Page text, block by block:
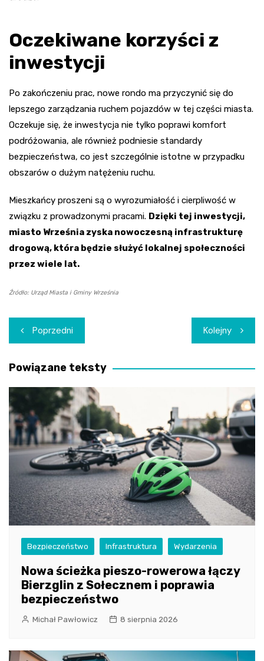
Oczekiwane korzyści z
inwestycji
Po zakończeniu prac, nowe rondo ma przyczynić się do
lepszego zarządzania ruchem pojazdów w tej części miasta.
Oczekuje się, że inwestycja nie tylko poprawi komfort
podróżowania, ale również podniesie standardy
bezpieczeństwa, co jest szczególnie istotne w przypadku
obszarów o dużym natężeniu ruchu.
Mieszkańcy proszeni są o wyrozumiałość i cierpliwość w
związku z prowadzonymi pracami. Dzięki tej inwestycji,
miasto Września zyska nowoczesną infrastrukturę
drogową, która będzie służyć lokalnej społeczności
przez wiele lat.
Źródło: Urząd Miasta i Gminy Września
Nawigacja
wpisu
Poprzedni Kolejny
Powiązane teksty
Bezpieczeństwo Infrastruktura Wydarzenia
Nowa ścieżka pieszo-rowerowa łączy
Bierzglin z Sołecznem i poprawia
bezpieczeństwo
Michał Pawłowicz 8 sierpnia 2026